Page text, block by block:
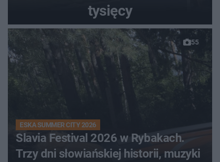
tysięcy
55
ESKA SUMMER CITY 2026
Slavia Festival 2026 w Rybakach.
Trzy dni słowiańskiej historii, muzyki